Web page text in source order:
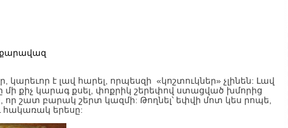
է լավ հարել, որպեսզի «կոշտուկներ» չլինեն: Լավ
քիչ կարագ քսել, փոքրիկ շերեփով ստացված խմորից
որ շատ բարակ շերտ կազմի: Թողնել՝ եփվի մոտ կես րոպե,
հակառակ երեսը: